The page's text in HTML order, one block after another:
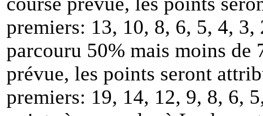
premiers: 13, 10, 8, 6, 5, 4,
parcouru 50% mais moins de
prévue, les points seront
premiers: 19, 14, 12, 9, 8, 6,